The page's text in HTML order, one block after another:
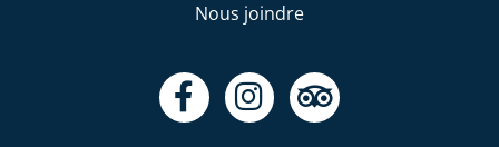
F
a
I
n
T
r
Nous joindre